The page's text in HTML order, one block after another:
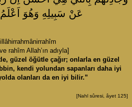
عَنْ سَبِيلِهِ وَهُوَ اَعْلَمُ
rahîm Allah’ın adıyla]
güzel öğütle çağır; onlarla en güzel
kendi yolundan sapanları daha iyi
olanları da en iyi bilir.”
[Nahl sûresi, âyet 125]